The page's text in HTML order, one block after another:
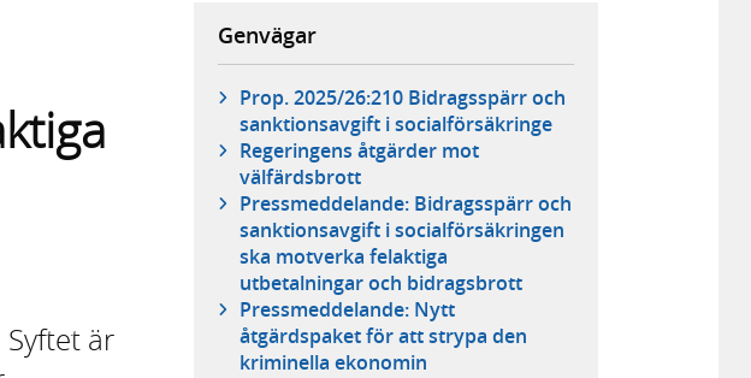
är
Genvägar
Prop. 2025/26:210 Bidragsspärr och
sanktionsavgift i socialförsäkringe
Regeringens åtgärder mot
välfärdsbrott
Pressmeddelande: Bidragsspärr och
sanktionsavgift i socialförsäkringen
ska motverka felaktiga
utbetalningar och bidragsbrott
Pressmeddelande: Nytt
åtgärdspaket för att strypa den
kriminella ekonomin